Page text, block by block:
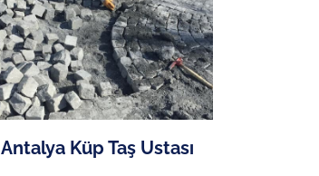
Antalya Küp Taş Ustası